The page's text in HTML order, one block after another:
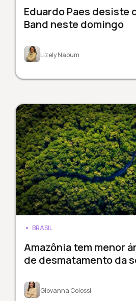
Eduardo Paes desiste
Band neste domingo
Lizely Naoum
BRASIL
Amazônia tem menor
de desmatamento da
Giovanna Colossi